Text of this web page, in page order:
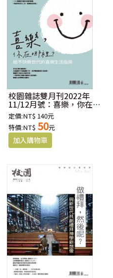
校園雜誌雙月刊2022年
11/12月號：喜樂，你在哪
裡？
定價:NT$ 140元
特價:NT$ 50元